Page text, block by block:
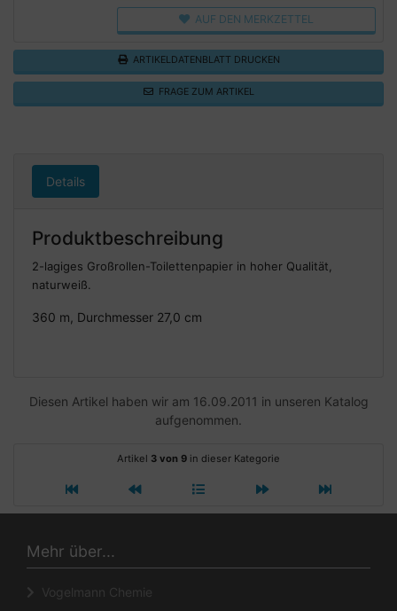
AUF DEN MERKZETTEL
ARTIKELDATENBLATT DRUCKEN
FRAGE ZUM ARTIKEL
Details
Produktbeschreibung
2-lagiges Großrollen-Toilettenpapier in hoher Qualität,
naturweiß.
360 m, Durchmesser 27,0 cm
Diesen Artikel haben wir am 16.09.2011 in unseren Katalog
aufgenommen.
Artikel 3 von 9 in dieser Kategorie
Mehr über...
Vogelmann Chemie